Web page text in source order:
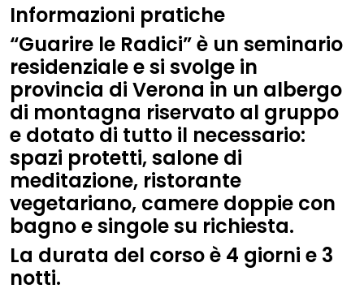
Informazioni pratiche
“Guarire le Radici” è un seminario
residenziale e si svolge in
provincia di Verona in un albergo
di montagna riservato al gruppo
e dotato di tutto il necessario:
spazi protetti, salone di
meditazione, ristorante
vegetariano, camere doppie con
bagno e singole su richiesta.
La durata del corso è 4 giorni e 3
notti.